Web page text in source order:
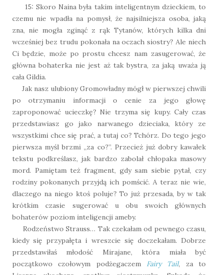
15: Skoro Naina była takim inteligentnym dzieckiem, to
czemu nie wpadła na pomysł, że najsilniejsza osoba, jaką
zna, nie mogła zginąć z rąk Tytanów, których kilka dni
wcześniej bez trudu pokonała na oczach siostry? Ale niech
Ci będzie, może po prostu chcesz nam zasugerować, że
główna bohaterka nie jest aż tak bystra, za jaką uważa ją
cała Gildia.
Jak nasz ulubiony Gromowładny mógł w pierwszej chwili
po otrzymaniu informacji o cenie za jego głowę
zaproponować ucieczkę? Nie trzyma się kupy. Cały czas
przedstawiasz go jako narwanego dzieciaka, który ze
wszystkimi chce się prać, a tutaj co? Tchórz. Do tego jego
pierwsza myśl brzmi „za co?”. Przecież już dobry kawałek
tekstu podkreślasz, jak bardzo zabolał chłopaka masowy
mord. Pamiętam też fragment, gdy sam siebie pytał, czy
rodziny pokonanych przyjdą ich pomścić. A teraz nie wie,
dlaczego na niego ktoś poluje? To już przesada, by w tak
krótkim czasie sugerować u obu swoich głównych
bohaterów poziom inteligencji ameby.
Rodzeństwo Strauss… Tak czekałam od pewnego czasu,
kiedy się przypałęta i wreszcie się doczekałam. Dobrze
przedstawiłaś młodość Mirajane, która miała być
początkowo czołowym podżegaczem Fairy Tail, za to